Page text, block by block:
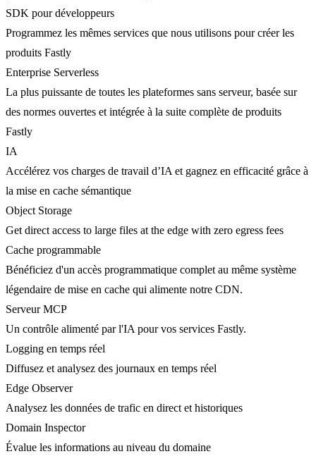
SDK pour développeurs
Programmez les mêmes services que nous utilisons pour créer les
produits Fastly
Enterprise Serverless
La plus puissante de toutes les plateformes sans serveur, basée sur
des normes ouvertes et intégrée à la suite complète de produits
Fastly
IA
Accélérez vos charges de travail d’IA et gagnez en efficacité grâce à
la mise en cache sémantique
Object Storage
Get direct access to large files at the edge with zero egress fees
Cache programmable
Bénéficiez d'un accès programmatique complet au même système
légendaire de mise en cache qui alimente notre CDN.
Serveur MCP
Un contrôle alimenté par l'IA pour vos services Fastly.
Logging en temps réel
Diffusez et analysez des journaux en temps réel
Edge Observer
Analysez les données de trafic en direct et historiques
Domain Inspector
Évalue les informations au niveau du domaine